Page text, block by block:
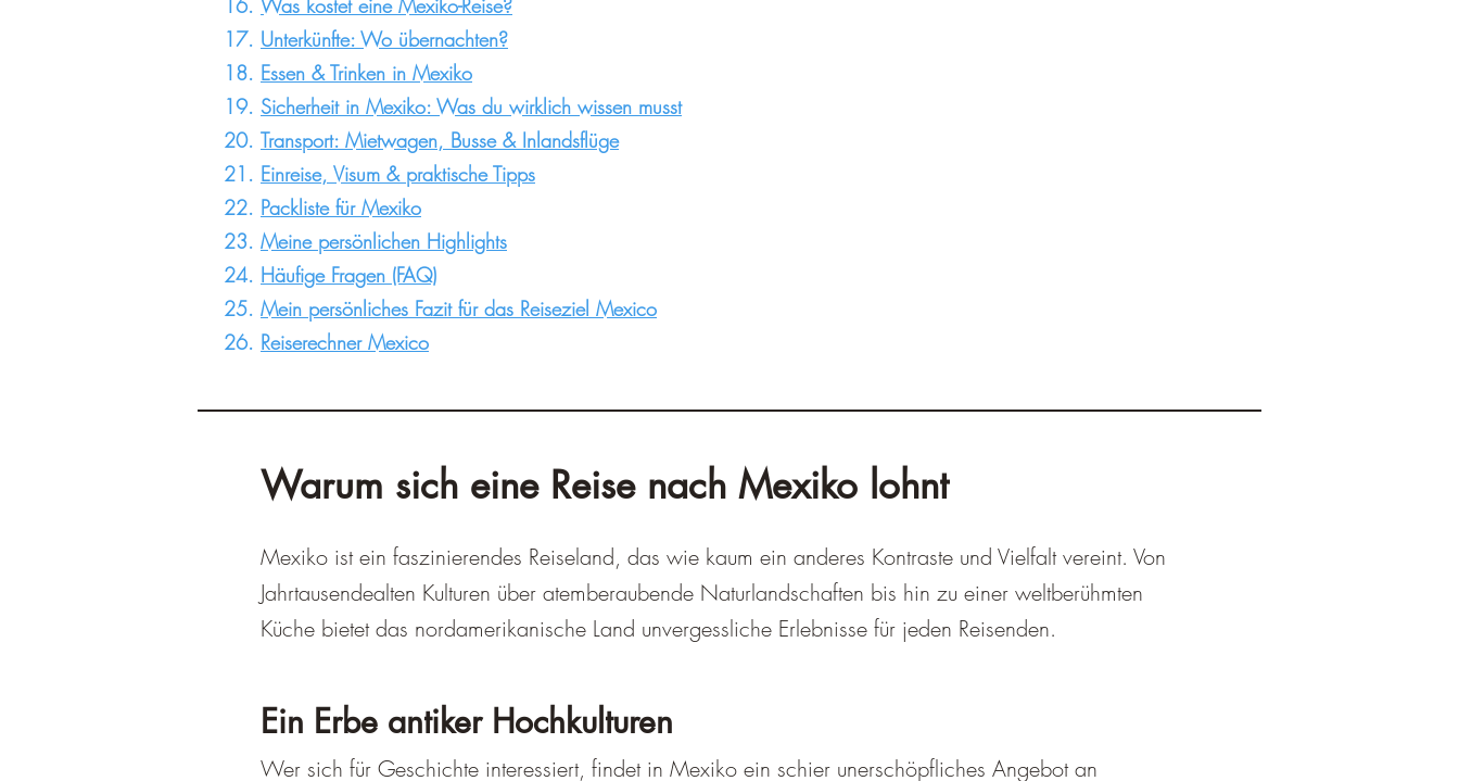
Was kostet eine Mexiko-Reise?
Unterkünfte: Wo übernachten?
Essen & Trinken in Mexiko
Sicherheit in Mexiko: Was du wirklich wissen musst
Transport: Mietwagen, Busse & Inlandsflüge
Einreise, Visum & praktische Tipps
Packliste für Mexiko
Meine persönlichen Highlights
Häufige Fragen (FAQ)
Mein persönliches Fazit für das Reiseziel Mexico
Reiserechner Mexico
Warum sich eine Reise nach Mexiko lohnt
Mexiko ist ein faszinierendes Reiseland, das wie kaum ein anderes Kontraste und Vielfalt vereint. Von
Jahrtausendealten Kulturen über atemberaubende Naturlandschaften bis hin zu einer weltberühmten
Küche bietet das nordamerikanische Land unvergessliche Erlebnisse für jeden Reisenden.
Ein Erbe antiker Hochkulturen
Wer sich für Geschichte interessiert, findet in Mexiko ein schier unerschöpfliches Angebot an